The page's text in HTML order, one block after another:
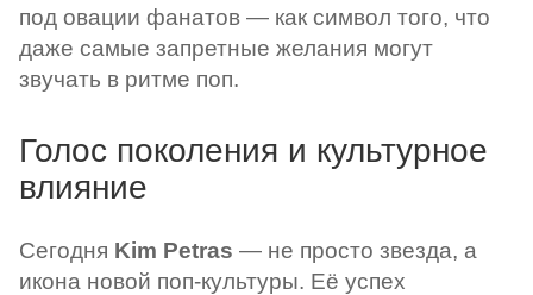
под овации фанатов — как символ того, что
даже самые запретные желания могут
звучать в ритме поп.
Голос поколения и культурное
влияние
Сегодня Kim Petras — не просто звезда, а
икона новой поп-культуры. Её успех